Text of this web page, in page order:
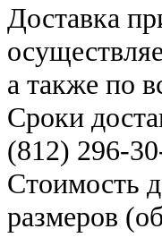
Доставка
а также по
Сроки
(812) 296-
Стоимость
размеров